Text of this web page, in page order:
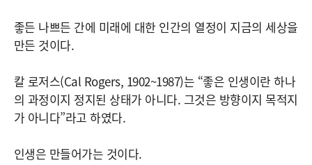
좋든 나쁘든 간에 미래에 대한 인간의 열정이 지금의 세상을
만든 것이다.
칼 로저스(Cal Rogers, 1902~1987)는 “좋은 인생이란 하나
의 과정이지 정지된 상태가 아니다. 그것은 방향이지 목적지
가 아니다”라고 하였다.
인생은 만들어가는 것이다.